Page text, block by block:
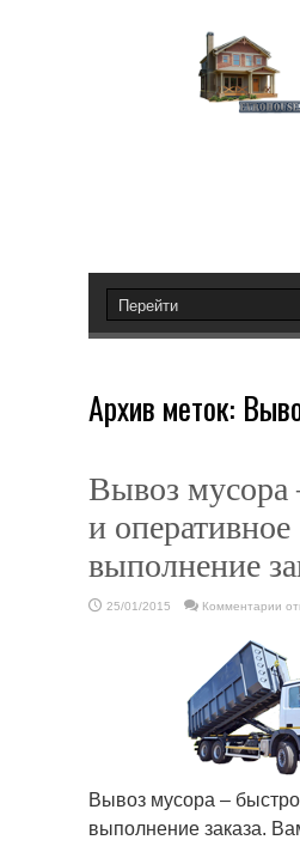
Архив меток:
Вывоз мусора
и оперативное
выполнение
25/01/2015 Комментарии
–
и
Вывоз мусора –
выполнение заказа.